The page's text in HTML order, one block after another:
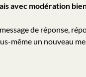
avec modération
de réponse,
même un nouveau